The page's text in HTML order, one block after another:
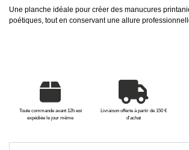
Une planche idéale pour créer des manucures
poétiques, tout en conservant une allure
Toute commande avant 12h est
expédiée le jour même
Livraison offerte à partir de 150 €
d'achat